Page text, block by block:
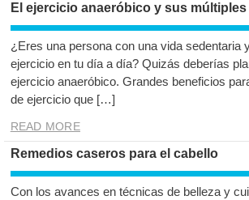
El ejercicio anaeróbico y sus
¿Eres una persona con una vida sedentaria
ejercicio en tu día a día? Quizás deberías
ejercicio anaeróbico. Grandes beneficios
de ejercicio que […]
READ MORE
Remedios caseros para el cabello
Con los avances en técnicas de belleza y